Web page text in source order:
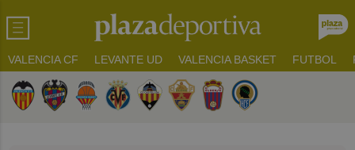
VALENCIA CF LEVANTE UD VALENCIA BASKET FUTBOL